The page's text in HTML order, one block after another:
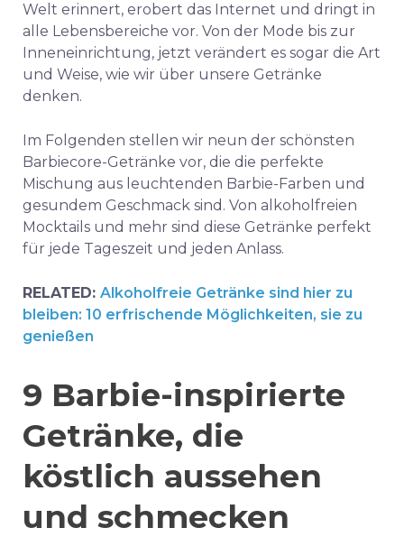
Welt erinnert, erobert das Internet und dringt in
alle Lebensbereiche vor. Von der Mode bis zur
Inneneinrichtung, jetzt verändert es sogar die Art
und Weise, wie wir über unsere Getränke
denken.
Im Folgenden stellen wir neun der schönsten
Barbiecore-Getränke vor, die die perfekte
Mischung aus leuchtenden Barbie-Farben und
gesundem Geschmack sind. Von alkoholfreien
Mocktails und mehr sind diese Getränke perfekt
für jede Tageszeit und jeden Anlass.
RELATED: Alkoholfreie Getränke sind hier zu
bleiben: 10 erfrischende Möglichkeiten, sie zu
genießen
9 Barbie-inspirierte
Getränke, die
köstlich aussehen
und schmecken